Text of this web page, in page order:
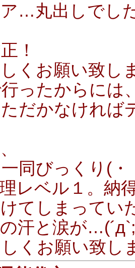
…丸出しでし
！
くお願い致し
ったからには
だかなければ
同びっくり(・
レベル１。納
てしまってい
汗と涙が
しくお願い致